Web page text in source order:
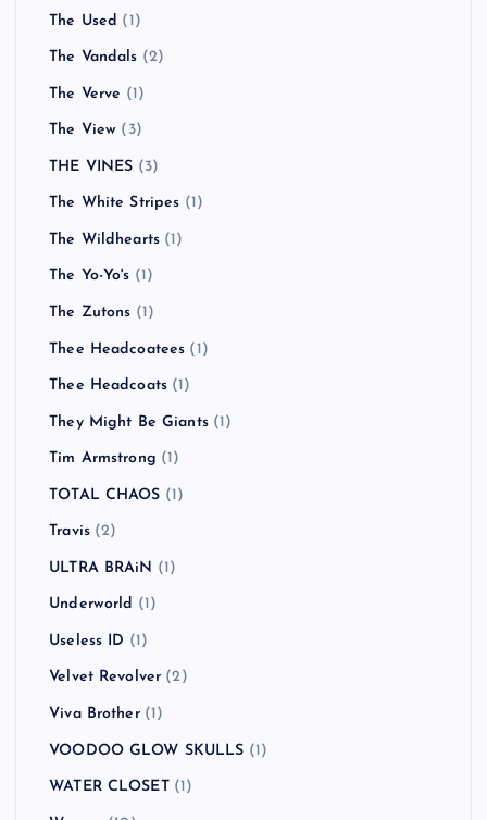
The Used (1)
The Vandals (2)
The Verve (1)
The View (3)
THE VINES (3)
The White Stripes (1)
The Wildhearts (1)
The Yo-Yo's (1)
The Zutons (1)
Thee Headcoatees (1)
Thee Headcoats (1)
They Might Be Giants(1)
Tim Armstrong (1)
TOTAL CHAOS (1)
Travis(2)
ULTRA BRAiN (1)
Underworld (1)
Useless ID (1)
Velvet Revolver (2)
Viva Brother(1)
VOODOO GLOW SKULLS (1)
WATER CLOSET(1)